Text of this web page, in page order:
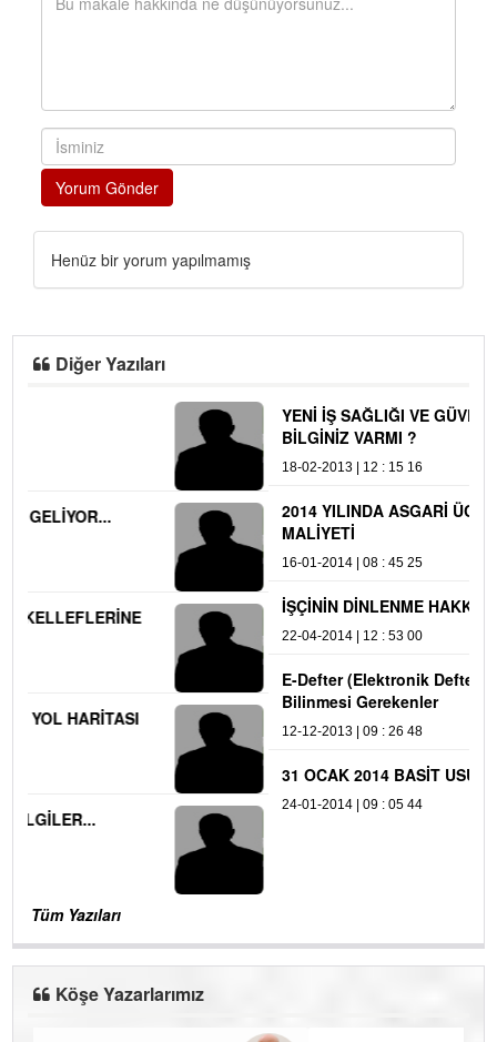
Yorum Gönder
Henüz bir yorum yapılmamış
Diğer Yazıları
YENİ İŞ SAĞLIĞI VE GÜVENLİĞİ KANUNU KONUSUNDA
BİLGİNİZ VARMI ?
18-02-2013 | 12 : 15 16
2014 YILINDA ASGARİ ÜCRETLİNİN İŞVERENE
16-01-2014 | 08 : 45 25
İŞÇİNİN DİNLENME HAKKI (SORU-CEVAP)
22-04-2014 | 12 : 53 00
E-Defter (Elektronik Defter) zorunluluğu Hakkında
Bilinmesi Gerekenler
12-12-2013 | 09 : 26 48
31 OCAK 2014 BASİT USULE GEÇMEK İÇİN SON GÜN
24-01-2014 | 09 : 05 44
Tüm Yazıları
Köşe Yazarlarımız